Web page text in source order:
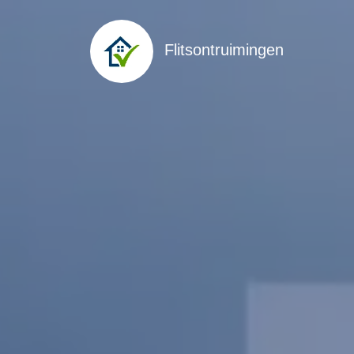
Flitsontruimingen